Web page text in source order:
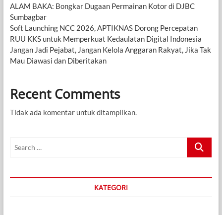
ALAM BAKA: Bongkar Dugaan Permainan Kotor di DJBC
Sumbagbar
Soft Launching NCC 2026, APTIKNAS Dorong Percepatan
RUU KKS untuk Memperkuat Kedaulatan Digital Indonesia
Jangan Jadi Pejabat, Jangan Kelola Anggaran Rakyat, Jika Tak
Mau Diawasi dan Diberitakan
Recent Comments
Tidak ada komentar untuk ditampilkan.
Search
KATEGORI